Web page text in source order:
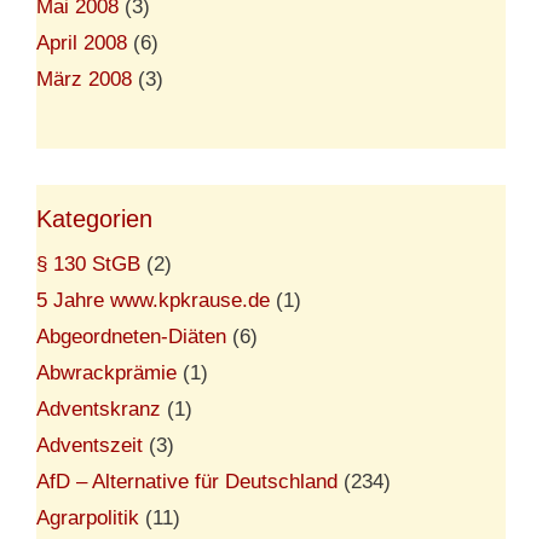
Mai 2008 (3)
April 2008 (6)
März 2008 (3)
Kategorien
§ 130 StGB (2)
5 Jahre www.kpkrause.de (1)
Abgeordneten-Diäten (6)
Abwrackprämie (1)
Adventskranz (1)
Adventszeit (3)
AfD – Alternative für Deutschland (234)
Agrarpolitik (11)